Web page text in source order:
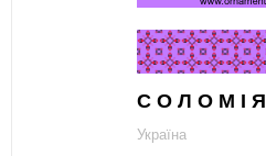
С О Л О М І Я
Україна